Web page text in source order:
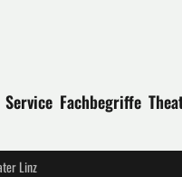
Service Fachbegriffe
Linz